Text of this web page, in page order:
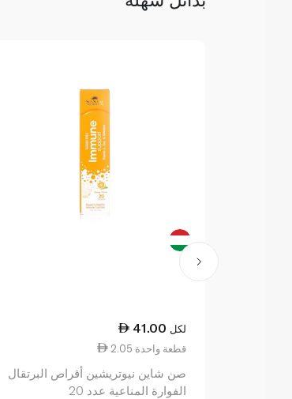
41.00 لكل
2.05 قطعة واحدة
صن شاين نيوتريشين أقراص البرتقال
الفوارة المناعية عدد 20